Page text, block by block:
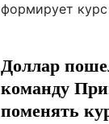
формирует
Доллар
команду
поменять